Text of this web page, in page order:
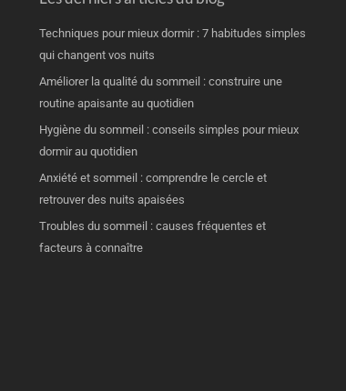
Techniques pour mieux dormir : 7 habitudes simples
qui changent vos nuits
Améliorer la qualité du sommeil : construire une
routine apaisante au quotidien
Hygiène du sommeil : conseils simples pour mieux
dormir au quotidien
Anxiété et sommeil : comprendre le cercle et
retrouver des nuits apaisées
Troubles du sommeil : causes fréquentes et
facteurs à connaître